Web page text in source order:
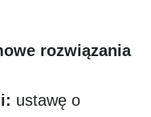
rozwiązania
ustawę o